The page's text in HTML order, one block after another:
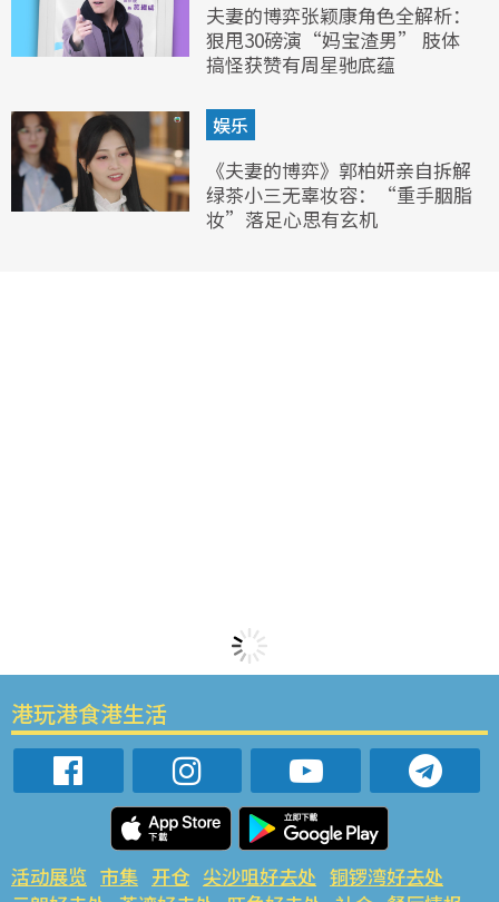
夫妻的博弈张颖康角色全解析：
狠甩30磅演“妈宝渣男” 肢体
搞怪获赞有周星驰底蕴
娱乐
《夫妻的博弈》郭柏妍亲自拆解
绿茶小三无辜妆容：“重手胭脂
妆”落足心思有玄机
港玩港食港生活
活动展览 市集 开仓 尖沙咀好去处 铜锣湾好去处